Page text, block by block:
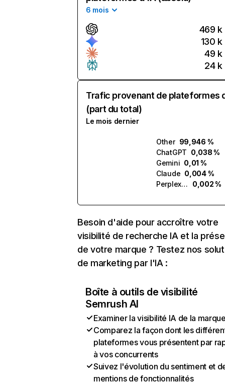
6 mois
469 k
130 k
49 k
24 k
Trafic provenant de plateformes
(part du total)
Le mois dernier
Other 99,946 %
ChatGPT 0,038 %
Gemini 0,01 %
Claude 0,004 %
Perplexity
0,002 %
Besoin d'aide pour accroître votre
visibilité de recherche IA et la
de votre marque ? Testez nos
de marketing par l'IA :
Boîte à outils de visibilité
Semrush AI
Examiner la visibilité IA de la
Comparez la façon dont les
plateformes vous présentent par
à vos concurrents
Suivez l'évolution du sentiment et
mentions de fonctionnalités